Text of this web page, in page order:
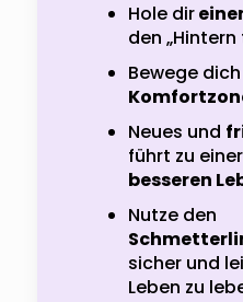
Hole dir
den
Bewege
Neues und
führt zu einer
besseren
Nutze den
sicher und
Leben zu